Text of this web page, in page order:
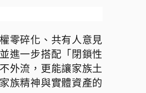
零碎化、共有人意見
進一步搭配 「閉鎖性
外流，更能讓家族土
族精神與實體資產的